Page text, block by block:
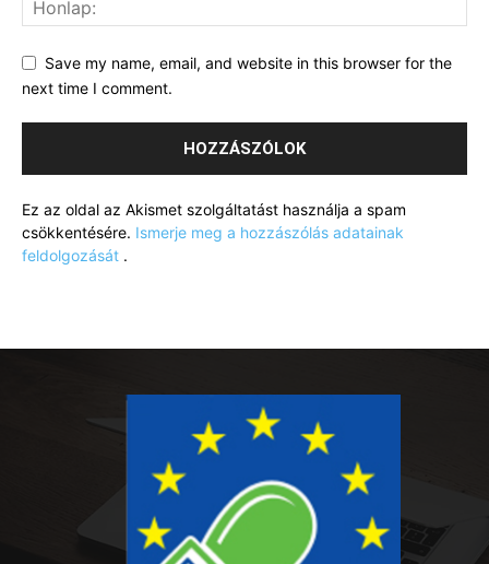
Save my name, email, and website in this browser for the
next time I comment.
Ez az oldal az Akismet szolgáltatást használja a spam
csökkentésére. Ismerje meg a hozzászólás adatainak
feldolgozását .